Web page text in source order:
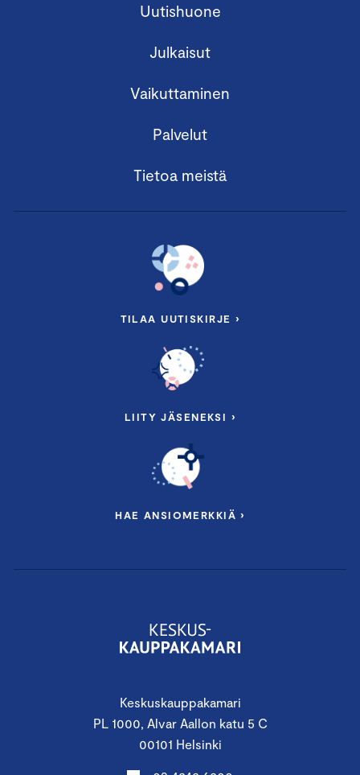
Keskuskauppakamari
PL 1000, Alvar Aallon katu 5 C
00101 Helsinki
Uutishuone
Julkaisut
Vaikuttaminen
Palvelut
Tietoa meistä
TILAA UUTISKIRJE ›
LIITY JÄSENEKSI ›
HAE ANSIOMERKKIÄ ›